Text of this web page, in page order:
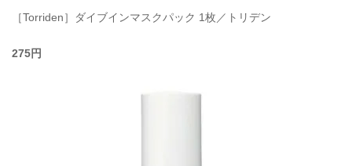
［Torriden］ダイブインマスクパック 1枚／トリデン
275円